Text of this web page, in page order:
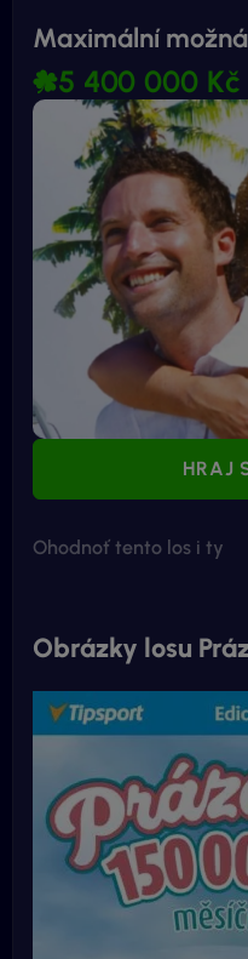
Maximální
5 400 000 Kč
HRAJ
Ohodnoť tento los i ty
Obrázky losu